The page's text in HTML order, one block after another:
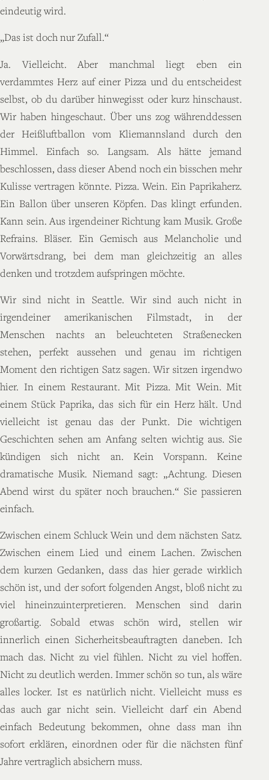
eindeutig wird.
„Das ist doch nur Zufall.“
Ja. Vielleicht. Aber manchmal liegt eben ein
verdammtes Herz auf einer Pizza und du entscheidest
selbst, ob du darüber hinwegisst oder kurz hinschaust.
Wir haben hingeschaut. Über uns zog währenddessen
der Heißluftballon vom Kliemannsland durch den
Himmel. Einfach so. Langsam. Als hätte jemand
beschlossen, dass dieser Abend noch ein bisschen mehr
Kulisse vertragen könnte. Pizza. Wein. Ein Paprikaherz.
Ein Ballon über unseren Köpfen. Das klingt erfunden.
Kann sein. Aus irgendeiner Richtung kam Musik. Große
Refrains. Bläser. Ein Gemisch aus Melancholie und
Vorwärtsdrang, bei dem man gleichzeitig an alles
denken und trotzdem aufspringen möchte.
Wir sind nicht in Seattle. Wir sind auch nicht in
irgendeiner amerikanischen Filmstadt, in der
Menschen nachts an beleuchteten Straßenecken
stehen, perfekt aussehen und genau im richtigen
Moment den richtigen Satz sagen. Wir sitzen irgendwo
hier. In einem Restaurant. Mit Pizza. Mit Wein. Mit
einem Stück Paprika, das sich für ein Herz hält. Und
vielleicht ist genau das der Punkt. Die wichtigen
Geschichten sehen am Anfang selten wichtig aus. Sie
kündigen sich nicht an. Kein Vorspann. Keine
dramatische Musik. Niemand sagt: „Achtung. Diesen
Abend wirst du später noch brauchen.“ Sie passieren
einfach.
Zwischen einem Schluck Wein und dem nächsten Satz.
Zwischen einem Lied und einem Lachen. Zwischen
dem kurzen Gedanken, dass das hier gerade wirklich
schön ist, und der sofort folgenden Angst, bloß nicht zu
viel hineinzuinterpretieren. Menschen sind darin
großartig. Sobald etwas schön wird, stellen wir
innerlich einen Sicherheitsbeauftragten daneben. Ich
mach das. Nicht zu viel fühlen. Nicht zu viel hoffen.
Nicht zu deutlich werden. Immer schön so tun, als wäre
alles locker. Ist es natürlich nicht. Vielleicht muss es
das auch gar nicht sein. Vielleicht darf ein Abend
einfach Bedeutung bekommen, ohne dass man ihn
sofort erklären, einordnen oder für die nächsten fünf
Jahre vertraglich absichern muss.